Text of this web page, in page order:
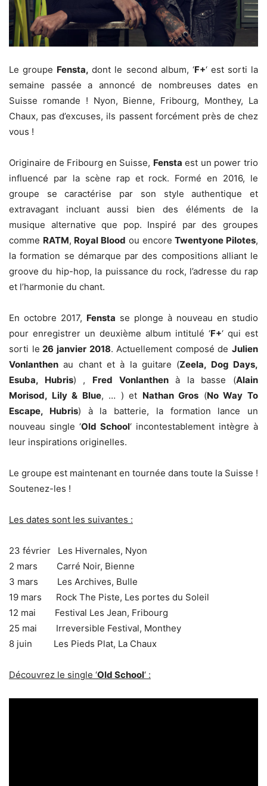
Le groupe Fensta,dont le second album, ‘F+‘ est sorti la
semaine passée a annoncé de nombreuses dates en
Suisse romande ! Nyon, Bienne, Fribourg, Monthey, La
Chaux, pas d’excuses, ils passent forcément près de chez
vous !
Originaire de Fribourg en Suisse, Fensta est un power trio
influencé par la scène rap et rock. Formé en 2016, le
groupe se caractérise par son style authentique et
extravagant incluant aussi bien des éléments de la
musique alternative que pop. Inspiré par des groupes
comme RATM, Royal Blood ou encoreTwentyone Pilotes,
la formation se démarque par des compositions alliant le
groove du hip-hop, la puissance du rock, l’adresse du rap
et l’harmonie du chant.
En octobre 2017, Fensta se plonge à nouveau en studio
pour enregistrer un deuxième album intitulé ‘F+‘ qui est
sorti le 26 janvier 2018. Actuellement composé de Julien
Vonlanthen au chant et à la guitare (Zeela, Dog Days,
Esuba, Hubris) , Fred Vonlanthenà la basse (Alain
Morisod, Lily & Blue, … ) et Nathan Gros (No Way To
Escape, Hubris) à la batterie, la formation lance un
nouveau single ‘Old School‘ incontestablement intègre à
leur inspirations originelles.
Le groupe est maintenant en tournée dans toute la Suisse !
Soutenez-les !
Les dates sont les suivantes :
23 février Les Hivernales, Nyon
2 mars Carré Noir, Bienne
3 mars Les Archives, Bulle
19 mars Rock The Piste, Les portes du Soleil
12 mai Festival Les Jean, Fribourg
25 mai Irreversible Festival, Monthey
8 juin Les Pieds Plat, La Chaux
Découvrez le single ‘Old School‘ :